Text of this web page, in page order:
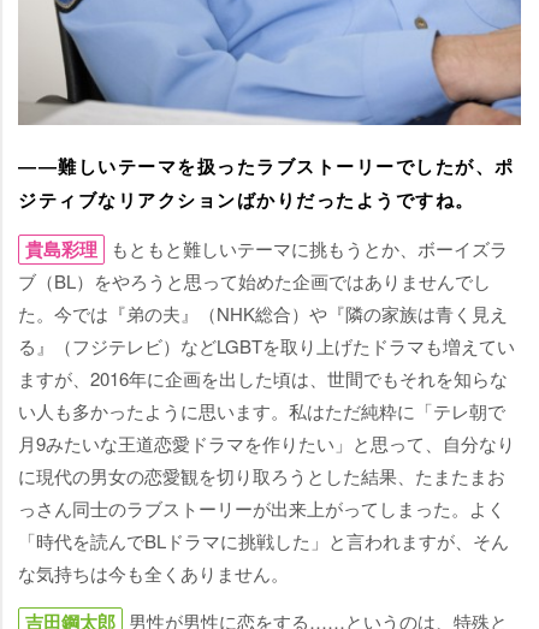
――難しいテーマを扱ったラブストーリーでしたが、ポ
ジティブなリアクションばかりだったようですね。
貴島彩理
もともと難しいテーマに挑もうとか、ボーイズラ
ブ（BL）をやろうと思って始めた企画ではありませんでし
た。今では『弟の夫』（NHK総合）や『隣の家族は青く見え
る』（フジテレビ）などLGBTを取り上げたドラマも増えてい
ますが、2016年に企画を出した頃は、世間でもそれを知らな
い人も多かったように思います。私はただ純粋に「テレ朝で
月9みたいな王道恋愛ドラマを作りたい」と思って、自分なり
に現代の男女の恋愛観を切り取ろうとした結果、たまたまお
っさん同士のラブストーリーが出来上がってしまった。よく
「時代を読んでBLドラマに挑戦した」と言われますが、そん
な気持ちは今も全くありません。
吉田鋼太郎 男性が男性に恋をする……というのは、特殊と